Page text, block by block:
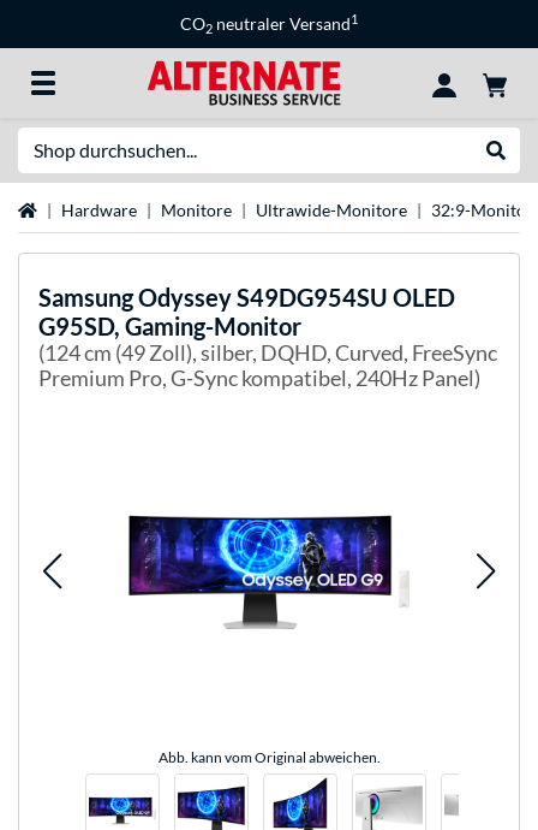
CO2 neutraler Versand1
StartseiteHardware Monitore Ultrawide-Monitore 32:9-
SamsungOdyssey S49DG954SU OLED
G95SD, Gaming-Monitor
(124 cm (49 Zoll), silber, DQHD, Curved, FreeSync
Premium Pro, G-Sync kompatibel, 240Hz Panel)
Abb. kann vom Original abweichen.